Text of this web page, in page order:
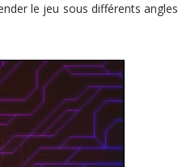
le jeu sous différents angles